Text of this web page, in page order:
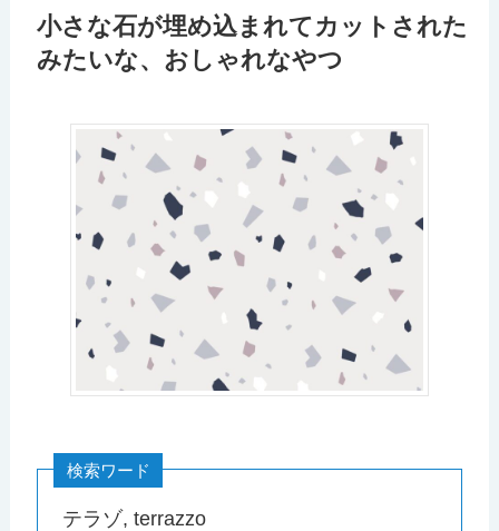
小さな石が埋め込まれてカットされた
みたいな、おしゃれなやつ
検索ワード
テラゾ, terrazzo